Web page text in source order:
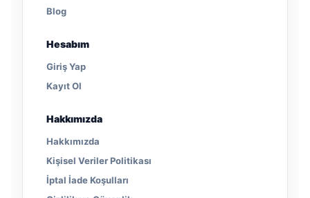
Blog
Hesabım
Giriş Yap
Kayıt Ol
Hakkımızda
Hakkımızda
Kişisel Veriler Politikası
İptal İade Koşulları